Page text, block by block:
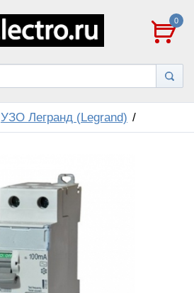
0
УЗО Легранд (Legrand)